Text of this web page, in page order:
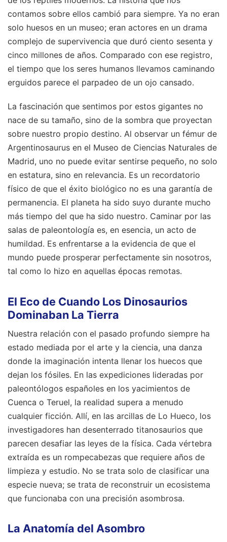
contamos sobre ellos cambió para siempre. Ya no eran
solo huesos en un museo; eran actores en un drama
complejo de supervivencia que duró ciento sesenta y
cinco millones de años. Comparado con ese registro,
el tiempo que los seres humanos llevamos caminando
erguidos parece el parpadeo de un ojo cansado.
La fascinación que sentimos por estos gigantes no
nace de su tamaño, sino de la sombra que proyectan
sobre nuestro propio destino. Al observar un fémur de
Argentinosaurus en el Museo de Ciencias Naturales de
Madrid, uno no puede evitar sentirse pequeño, no solo
en estatura, sino en relevancia. Es un recordatorio
físico de que el éxito biológico no es una garantía de
permanencia. El planeta ha sido suyo durante mucho
más tiempo del que ha sido nuestro. Caminar por las
salas de paleontología es, en esencia, un acto de
humildad. Es enfrentarse a la evidencia de que el
mundo puede prosperar perfectamente sin nosotros,
tal como lo hizo en aquellas épocas remotas.
El Eco de Cuando Los Dinosaurios
Dominaban La Tierra
Nuestra relación con el pasado profundo siempre ha
estado mediada por el arte y la ciencia, una danza
donde la imaginación intenta llenar los huecos que
dejan los fósiles. En las expediciones lideradas por
paleontólogos españoles en los yacimientos de
Cuenca o Teruel, la realidad supera a menudo
cualquier ficción. Allí, en las arcillas de Lo Hueco, los
investigadores han desenterrado titanosaurios que
parecen desafiar las leyes de la física. Cada vértebra
extraída es un rompecabezas que requiere años de
limpieza y estudio. No se trata solo de clasificar una
especie nueva; se trata de reconstruir un ecosistema
que funcionaba con una precisión asombrosa.
La Anatomía del Asombro